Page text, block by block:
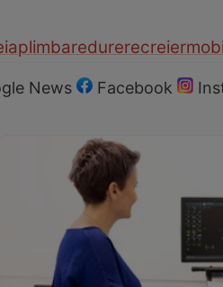
plimbaredurerecreier
News Facebook